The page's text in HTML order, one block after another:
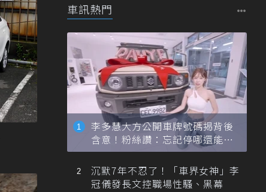
車訊熱門
李多慧大方公開車牌號碼揭背後
含意！粉絲讚：忘記停哪還能幫
忙找車
沉默7年不忍了！「車界女神」李
冠儀發長文控職場性騷、黑幕